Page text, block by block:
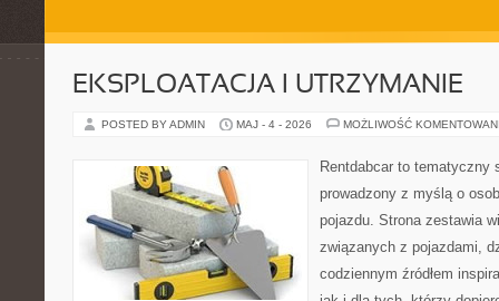
EKSPLOATACJA I UTRZYMANIE
POSTED BY ADMIN MAJ - 4 - 2026 MOŻLIWOŚĆ
Rentdabcar to tematyczny
prowadzony z myślą o
pojazdu. Strona zestawia
związanych z pojazdami,
codziennym źródłem